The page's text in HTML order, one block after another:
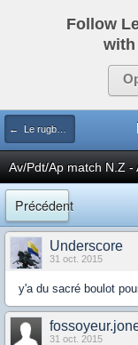
Follow
with
← Le rugby international
Av/Pdt/Ap match N.Z -
Précédent
Underscore
31 oct. 2015
y'a du sacré boulot
31 oct. 2015